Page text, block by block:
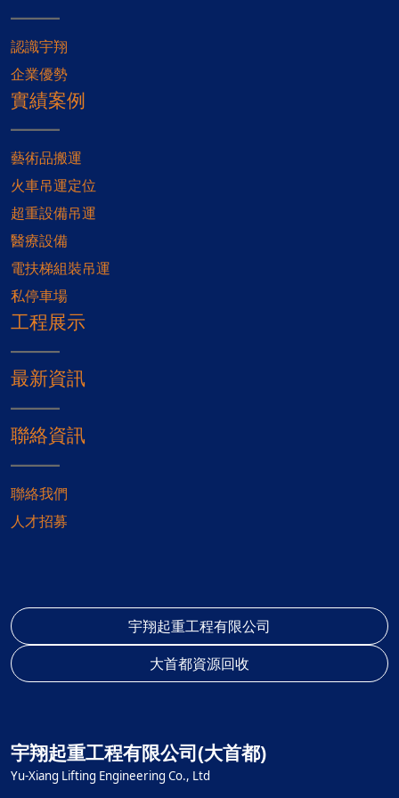
認識宇翔
企業優勢
實績案例
藝術品搬運
火車吊運定位
超重設備吊運
醫療設備
電扶梯組裝吊運
私停車場
工程展示
最新資訊
聯絡資訊
聯絡我們
人才招募
宇翔起重工程有限公司
大首都資源回收
宇翔起重工程有限公司(大首都)
Yu-Xiang Lifting Engineering Co., Ltd